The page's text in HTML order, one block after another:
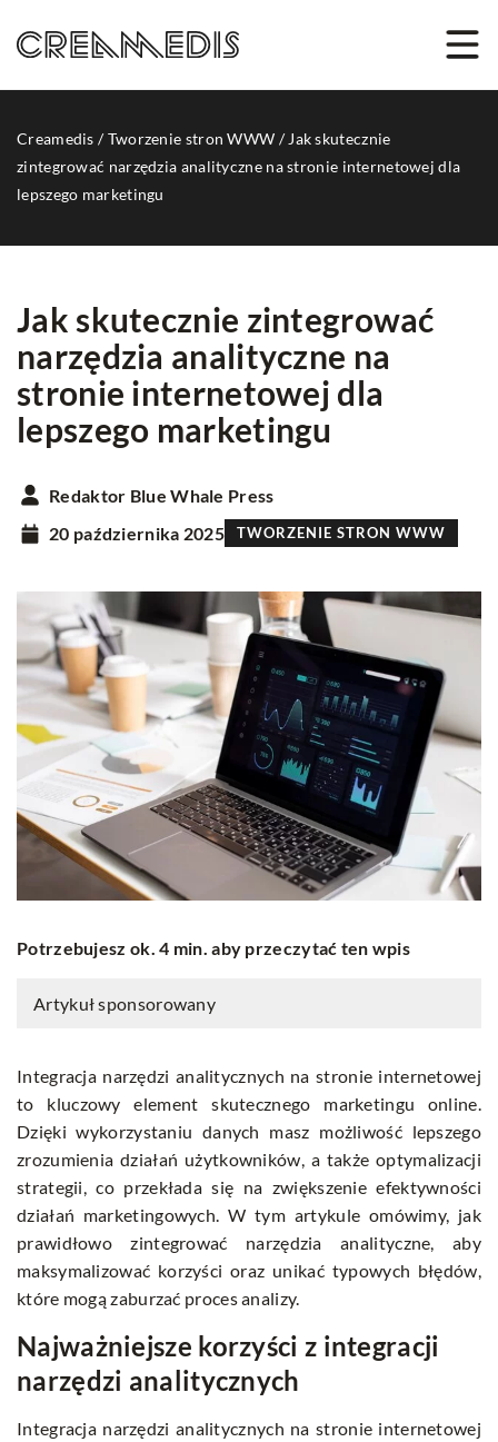
Creamedis /Tworzenie stron WWW / Jak skutecznie
zintegrować narzędzia analityczne na stronie internetowej dla
lepszego marketingu
Jak skutecznie zintegrować
narzędzia analityczne na
stronie internetowej dla
lepszego marketingu
Redaktor Blue Whale Press
20 października 2025
TWORZENIE STRON WWW
Potrzebujesz ok. 4 min. aby przeczytać ten wpis
Artykuł sponsorowany
Integracja narzędzi analitycznych na stronie internetowej
to kluczowy element skutecznego marketingu online.
Dzięki wykorzystaniu danych masz możliwość lepszego
zrozumienia działań użytkowników, a także optymalizacji
strategii, co przekłada się na zwiększenie efektywności
działań marketingowych. W tym artykule omówimy, jak
prawidłowo zintegrować narzędzia analityczne, aby
maksymalizować korzyści oraz unikać typowych błędów,
które mogą zaburzać proces analizy.
Najważniejsze korzyści z integracji
narzędzi analitycznych
Integracja narzędzi analitycznych na stronie internetowej